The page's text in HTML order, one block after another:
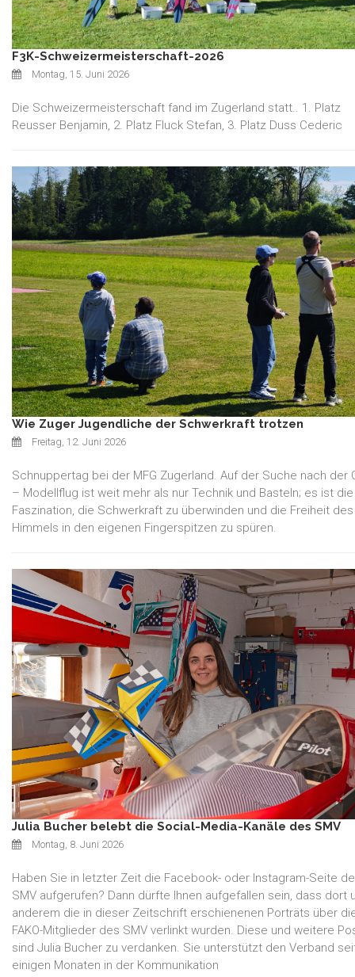
F3K-Schweizermeisterschaft-2026
Montag, 15. Juni 2026
Die Schweizermeisterschaft fand im Zugerland statt.. 1. Platz
Reusser Benjamin, 2. Platz Fluck Stefan, 3. Platz Duss Cederic
Wie Zuger Jugendliche der Schwerkraft trotzen
Freitag, 12. Juni 2026
Schnuppertag bei der MFG Zugerland. Auf der Suche nach der
– Modellflug ist weit mehr als nur Technik und Basteln; es ist die
Faszination, die Schwerkraft zu überwinden und die Freiheit des
Himmels in den eigenen Fingerspitzen zu spüren.
Julia Bucher belebt die Social-Media-Kanäle des SMV
Montag, 8. Juni 2026
Haben Sie in letzter Zeit die Facebook- oder Instagram-Seite
SMV aufgerufen? Dann dürfte Ihnen aufgefallen sein, dass dort
anderem die in dieser Zeitschrift erschienenen Porträts über
FAKO-Mitglieder des SMV verlinkt wurden. Diese und weitere
sind Julia Bucher zu verdanken. Sie unterstützt den Verband
einigen Monaten in der Kommunikation